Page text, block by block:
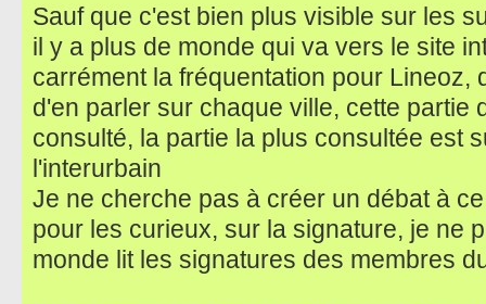
Sauf que c'est bien plus visible sur les
il y a plus de monde qui va vers le site
carrément la fréquentation pour Lineoz,
d'en parler sur chaque ville, cette partie
consulté, la partie la plus consultée est
l'interurbain
Je ne cherche pas à créer un débat à
pour les curieux, sur la signature, je ne
monde lit les signatures des membres